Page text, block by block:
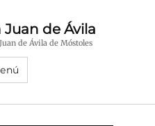
de Ávila
de Ávila de Móstoles